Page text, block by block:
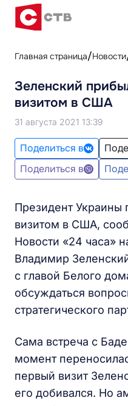
Главная страница Новости
Зеленский
визитом в США
31 августа 2021 13:39
Поделиться в
Поделиться в
Президент
визитом в США,
Новости «24 часа»
Владимир
с главой Белого
обсуждаться
стратегического
Сама встреча с
момент
первый визит
его добивался. Но